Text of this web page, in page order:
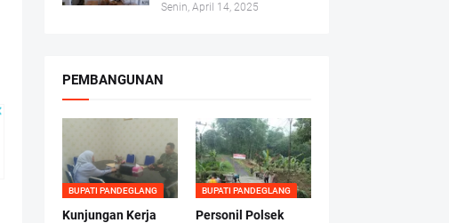
Senin, April 14, 2025
PEMBANGUNAN
BUPATI PANDEGLANG
Kunjungan Kerja
BUPATI PANDEGLANG
Personil Polsek